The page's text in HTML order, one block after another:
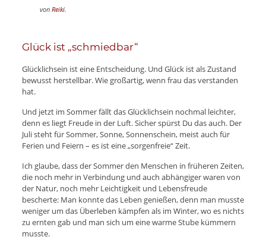
von Reiki.
Glück ist „schmiedbar“
Glücklichsein ist eine Entscheidung. Und Glück ist als Zustand
bewusst herstellbar. Wie großartig, wenn frau das verstanden
hat.
Und jetzt im Sommer fällt das Glücklichsein nochmal leichter,
denn es liegt Freude in der Luft. Sicher spürst Du das auch. Der
Juli steht für Sommer, Sonne, Sonnenschein, meist auch für
Ferien und Feiern – es ist eine „sorgenfreie“ Zeit.
Ich glaube, dass der Sommer den Menschen in früheren Zeiten,
die noch mehr in Verbindung und auch abhängiger waren von
der Natur, noch mehr Leichtigkeit und Lebensfreude
bescherte: Man konnte das Leben genießen, denn man musste
weniger um das Überleben kämpfen als im Winter, wo es nichts
zu ernten gab und man sich um eine warme Stube kümmern
musste.